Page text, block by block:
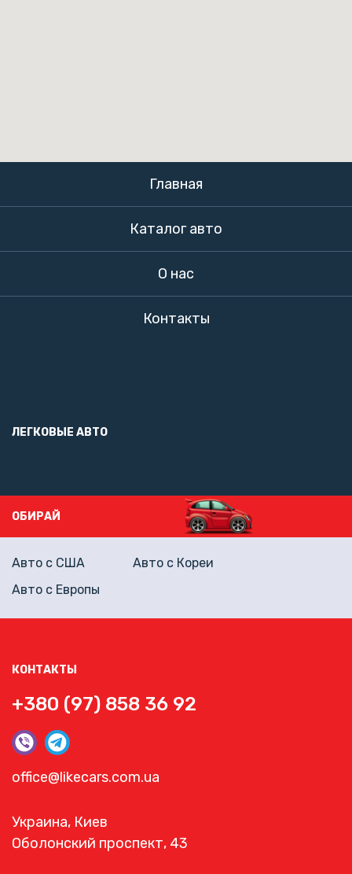
Главная
Каталог авто
О нас
Контакты
ЛЕГКОВЫЕ АВТО
КОНТАКТЫ
+380 (97) 858 36 92
office@likecars.com.ua
Украина, Киев
Оболонский проспект, 43
ОБИРАЙ
Авто с США
Авто с Кореи
Авто с Европы